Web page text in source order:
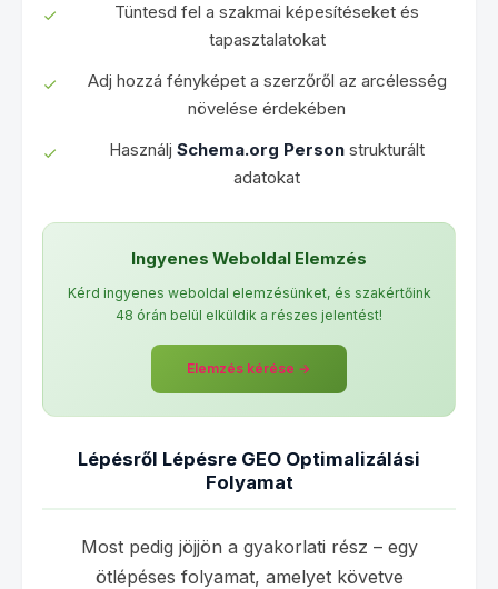
Tüntesd fel a szakmai képesítéseket és
tapasztalatokat
Adj hozzá fényképet a szerzőről az arcélesség
növelése érdekében
Használj Schema.org Person strukturált
adatokat
Ingyenes Weboldal Elemzés
Kérd ingyenes weboldal elemzésünket, és szakértőink
48 órán belül elküldik a részes jelentést!
Elemzés kérése →
Lépésről Lépésre GEO Optimalizálási
Folyamat
Most pedig jöjjön a gyakorlati rész – egy
ötlépéses folyamat, amelyet követve